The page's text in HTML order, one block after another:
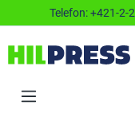
Telefon:+421-2-